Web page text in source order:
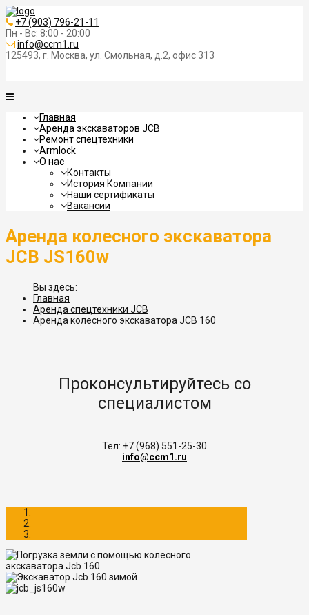
+7 (903) 796-21-11
Пн - Вс: 8:00 - 20:00
info@ccm1.ru
125493, г. Москва, ул. Смольная, д.2, офис 313
Главная
Аренда экскаваторов JCB
Ремонт спецтехники
Armlock
О нас
Контакты
История Компании
Наши сертификаты
Вакансии
Аренда колесного экскаватора
JCB JS160w
Главная
Аренда спецтехники JCB
Аренда колесного экскаватора JCB 160
Проконсультируйтесь со
специалистом
Тел: +7 (968) 551-25-30
info@ccm1.ru